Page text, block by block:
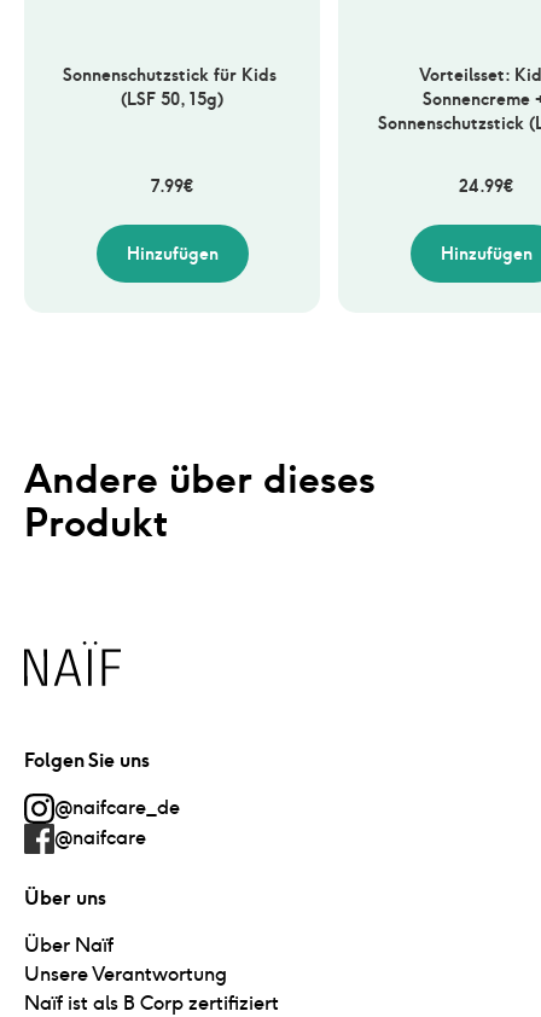
Sonnenschutzstick für Kids
(LSF 50, 15g)
7.99€
Hinzufügen
Vorteilsset:
Sonnencreme
Sonnenschutzstick
24.99€
Hinzufügen
Andere über dieses
Produkt
Naïf
Folgen Sie uns
@naifcare_de
@naifcare
Über uns
Über Naïf
Unsere Verantwortung
Naïf ist als B Corp zertifiziert